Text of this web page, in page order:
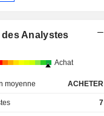
Analystes
Achat
moyenne ACHETER
7